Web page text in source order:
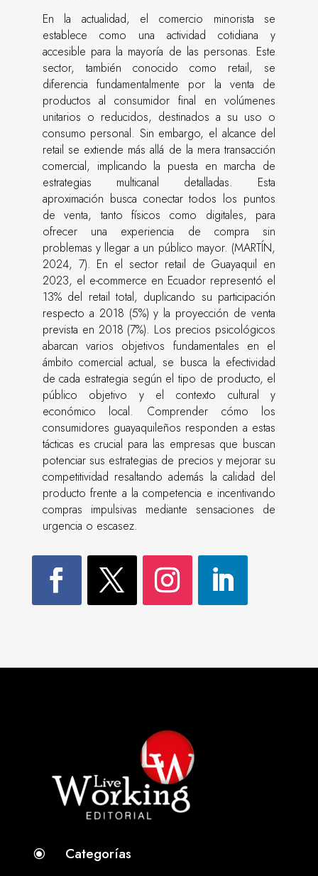
En la actualidad, el comercio minorista se
establece como una actividad cotidiana y
accesible para la mayoría de las personas. Este
sector, también conocido como retail, se
diferencia fundamentalmente por la venta de
productos al consumidor final en volúmenes
unitarios o reducidos, destinados a su uso o
consumo personal. Sin embargo, el alcance del
retail se extiende más allá de la mera transacción
comercial, implicando la puesta en marcha de
estrategias multicanal detalladas. Esta
aproximación busca conectar todos los puntos
de venta, tanto físicos como digitales, para
ofrecer una experiencia de compra sin
problemas y llegar a un público mayor. (MARTÍN,
2024, 7). En el sector retail de Guayaquil en
2023, el e-commerce en Ecuador representó el
13% del retail total, duplicando su participación
respecto a 2018 (5%) y la proyección de venta
prevista en 2018 (7%). Los precios psicológicos
abarcan varios objetivos fundamentales en el
ámbito comercial actual, se busca la efectividad
de cada estrategia según el tipo de producto, el
público objetivo y el contexto cultural y
económico local. Comprender cómo los
consumidores guayaquileños responden a estas
tácticas es crucial para las empresas que buscan
potenciar sus estrategias de precios y mejorar su
competitividad resaltando además la calidad del
producto frente a la competencia e incentivando
compras impulsivas mediante sensaciones de
urgencia o escasez.
\ Categorías